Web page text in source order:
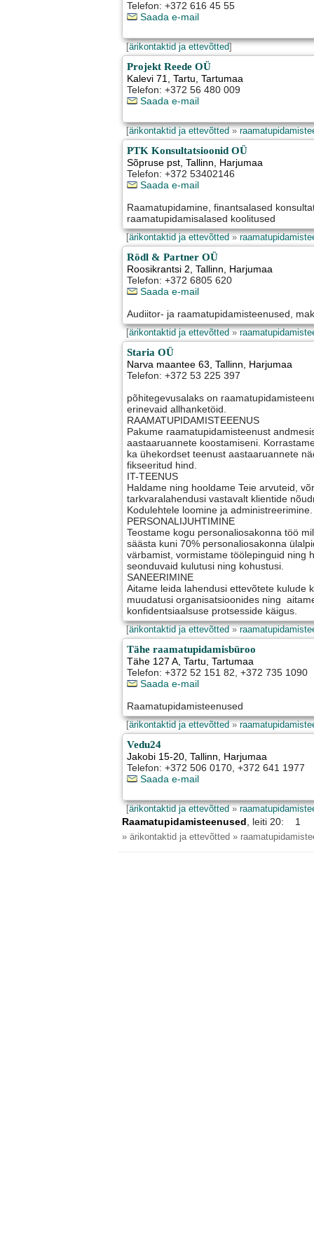
Telefon: +372 616 45 55
Saada e-mail
[ärikontaktid ja ettevõtted]
Projekt Reede OÜ
Kalevi 71,Tartu, Tartumaa
Telefon: +372 56 480 009
Saada e-mail
[ärikontaktid ja ettevõtted»
PTK Konsultatsioonid OÜ
Sõpruse pst,Tallinn, Harjumaa
Telefon: +372 53402146
Saada e-mail
Raamatupidamine, finantsalased
raamatupidamisalased koolitused
[ärikontaktid ja ettevõtted»
Rödl & Partner OÜ
Roosikrantsi 2,Tallinn, Harjumaa
Telefon: +372 6805 620
Saada e-mail
Audiitor- ja raamatupidamisteenused,
[ärikontaktid ja ettevõtted»
Staria OÜ
Narva maantee 63,Tallinn, Harjumaa
Telefon: +372 53 225 397
põhitegevusalaks on
erinevaid allhanketöid.
RAAMATUPIDAMISTEEENUS
Pakume raamatupidamisteenust
aastaaruannete koostamiseni.
ka ühekordset teenust aastaaruannete
fikseeritud hind.
IT-TEENUS
Haldame ning hooldame Teie arvuteid,
tarkvaralahendusi vastavalt klientide
Kodulehtele loomine ja administreerimine.
PERSONALIJUHTIMINE
Teostame kogu personaliosakonna töö
säästa kuni 70% personaliosakonna
värbamist, vormistame töölepinguid ning
seonduvaid kulutusi ning kohustusi.
SANEERIMINE
Aitame leida lahendusi ettevõtete kulude
muudatusi organisatsioonides ning
konfidentsiaalsuse protsesside käigus.
[ärikontaktid ja ettevõtted»
Tähe raamatupidamisbüroo
Tähe 127 A,Tartu, Tartumaa
Telefon: +372 52 151 82, +372 735 1090
Saada e-mail
Raamatupidamisteenused
[ärikontaktid ja ettevõtted»
Vedu24
Jakobi 15-20,Tallinn, Harjumaa
Telefon: +372 506 0170, +372 641 1977
Saada e-mail
[ärikontaktid ja ettevõtted»
Raamatupidamisteenused, leiti 20: 1
» ärikontaktid ja ettevõtted »